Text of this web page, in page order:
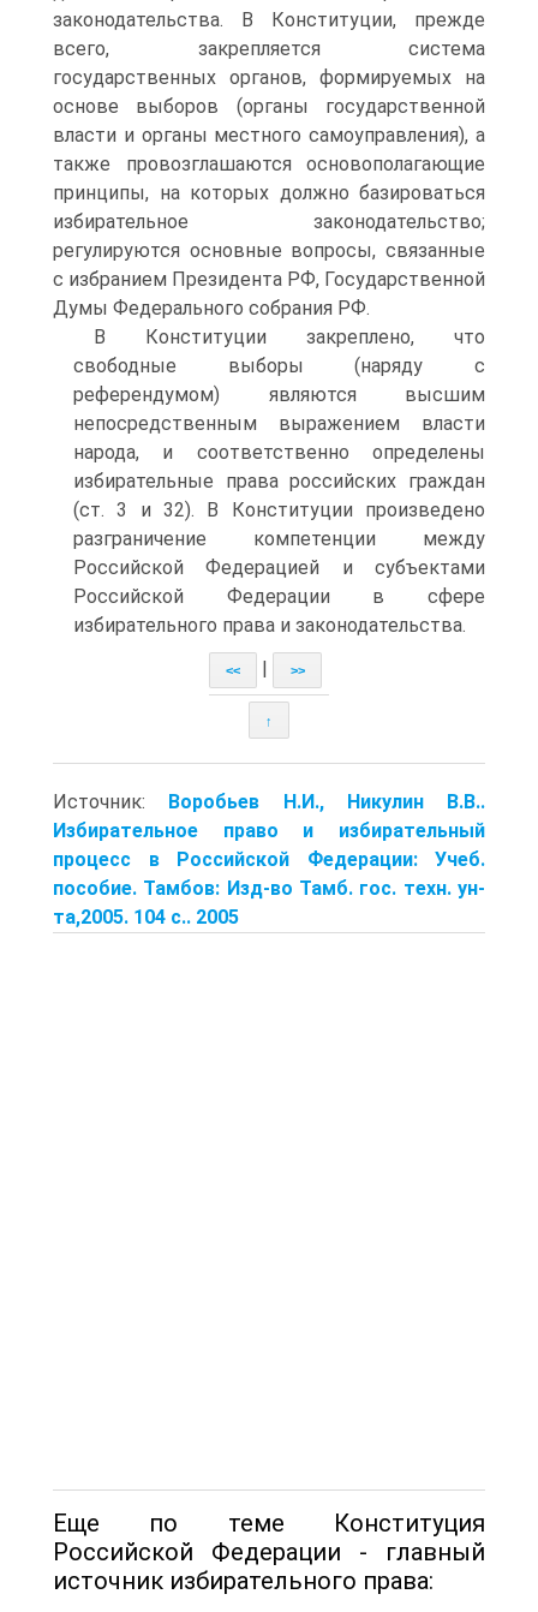
законодательства. В Конституции, прежде
всего, закрепляется система
государственных органов, формируемых на
основе выборов (органы государственной
власти и органы местного самоуправления), а
также провозглашаются основополагающие
принципы, на которых должно базироваться
избирательное законодательство;
регулируются основные вопросы, связанные
с избранием Президента РФ, Государственной
Думы Федерального собрания РФ.
В Конституции закреплено, что
свободные выборы (наряду с
референдумом) являются высшим
непосредственным выражением власти
народа, и соответственно определены
избирательные права российских граждан
(ст. 3 и 32). В Конституции произведено
разграничение компетенции между
Российской Федерацией и субъектами
Российской Федерации в сфере
избирательного права и законодательства.
<< >>
↑
Источник: Воробьев Н.И., Никулин В.В..
Избирательное право и избирательный
процесс в Российской Федерации: Учеб.
пособие. Тамбов: Изд-во Тамб. гос. техн. ун-
та,2005. 104 с.. 2005
Еще по теме Конституция
Российской Федерации - главный
источник избирательного права: